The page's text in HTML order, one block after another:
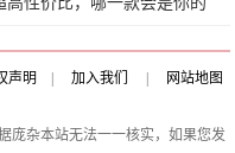
声明 加入我们
网站地图
庞杂本站无法一一核实，如果您发